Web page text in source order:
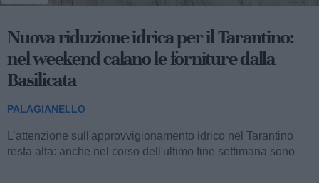
Festival del Folklore: prima serata tra
sfilata, alzabandiera e gruppi
internazionali
PALAGIANELLO
Stasera, lunedì 3 agosto, prende ufficialmente il via a
Palagianello la XVIII edizione del Festival Internazionale del